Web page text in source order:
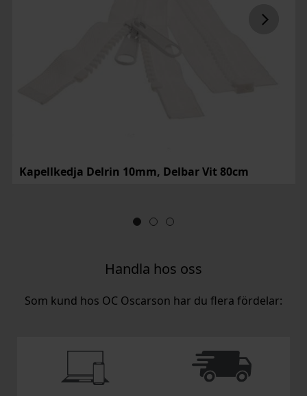
Kapellkedja Delrin 10mm, Delbar Vit 80cm
Handla hos oss
Som kund hos OC Oscarson har du flera fördelar: